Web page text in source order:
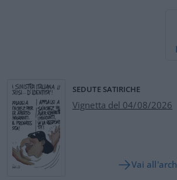
SEDUTE SATIRICHE
Vignetta del 04/08/2026
Vai